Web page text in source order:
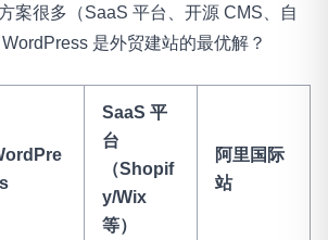
案很多（SaaS 平台、开源 CMS、自
是外贸建站的最优解？
SaaS 平
台
（Shopif
y/Wix
等）
阿里国际
站